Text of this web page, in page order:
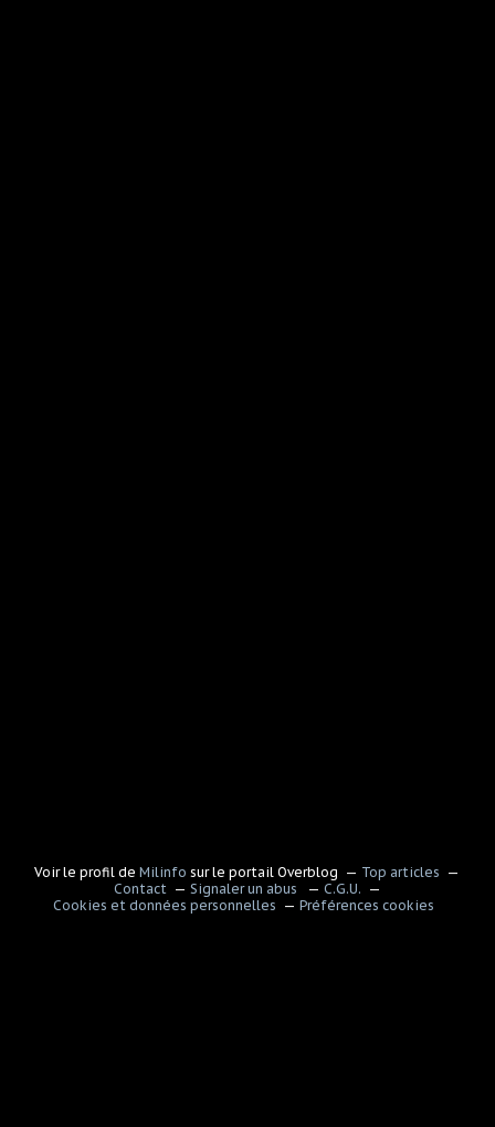
Voir le profil deMilinfo sur le portail Overblog
Top articles
Contact
Signaler un abus
C.G.U.
Cookies et données personnelles
Préférences cookies